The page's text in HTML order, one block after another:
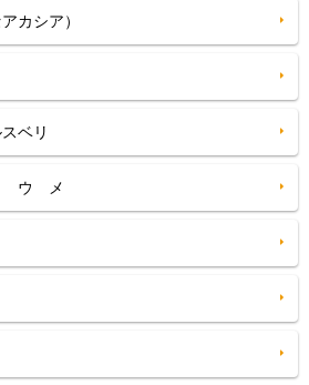
カシア）
ベリ
ウ メ